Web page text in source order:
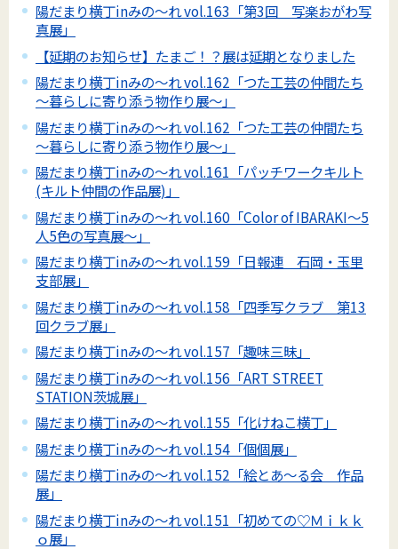
陽だまり横丁inみの～れ vol.163「第3回 写楽おがわ写
真展」
【延期のお知らせ】たまご！？展は延期となりました
陽だまり横丁inみの～れ vol.162「つた工芸の仲間たち
～暮らしに寄り添う物作り展～」
陽だまり横丁inみの～れ vol.162「つた工芸の仲間たち
～暮らしに寄り添う物作り展～」
陽だまり横丁inみの～れ vol.161「パッチワークキルト
(キルト仲間の作品展)」
陽だまり横丁inみの～れ vol.160「Color of IBARAKI～5
人5色の写真展～」
陽だまり横丁inみの～れ vol.159「日報連 石岡・玉里
支部展」
陽だまり横丁inみの～れ vol.158「四季写クラブ 第13
回クラブ展」
陽だまり横丁inみの～れ vol.157「趣味三昧」
陽だまり横丁inみの～れ vol.156「ART STREET
STATION茨城展」
陽だまり横丁inみの～れ vol.155「化けねこ横丁」
陽だまり横丁inみの～れ vol.154「個個展」
陽だまり横丁inみの～れ vol.152「絵とあ～る会 作品
展」
陽だまり横丁inみの～れ vol.151「初めての♡Ｍｉｋｋ
ｏ展」